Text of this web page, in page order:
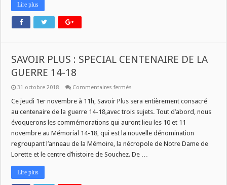
Lire plus
SAVOIR PLUS : SPECIAL CENTENAIRE DE LA
GUERRE 14-18
31 octobre 2018 Commentaires fermés
PLUS
SPECIAL
CENTENAIRE
DE
LA
GUERRE
14-
18
Ce jeudi 1er novembre à 11h, Savoir Plus sera entièrement consacré
au centenaire de la guerre 14-18,avec trois sujets. Tout d’abord, nous
évoquerons les commémorations qui auront lieu les 10 et 11
novembre au Mémorial 14-18, qui est la nouvelle dénomination
regroupant l’anneau de la Mémoire, la nécropole de Notre Dame de
Lorette et le centre d’histoire de Souchez. De …
Lire plus